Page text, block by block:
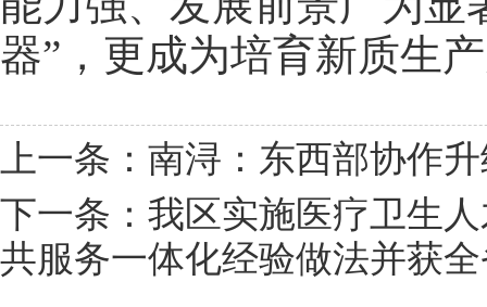
器”，更成为培育新质生
上一条：南浔：东西部协作
下一条：我区实施医疗卫生
共服务一体化经验做法并获